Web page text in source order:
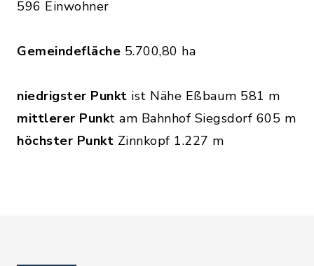
596 Einwohner
Gemeindefläche 5.700,80 ha
niedrigster Punkt ist Nähe Eßbaum 581 m
mittlerer Punkt am Bahnhof Siegsdorf 605 m
höchster Punkt Zinnkopf 1.227 m